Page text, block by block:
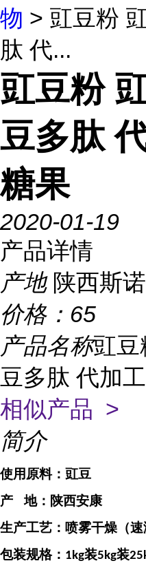
物 > 豇豆粉
肽 代...
豇豆粉
豆多肽
糖果
2020-01-19
产品详情
产地 陕西斯
价格： 65
产品名称豇豆
豆多肽 代加
相似产品 >
简介
使用原料： 豇豆
产
地： 陕西安康
生产工艺：喷雾干燥（速
包装规格： 1kg装5kg装